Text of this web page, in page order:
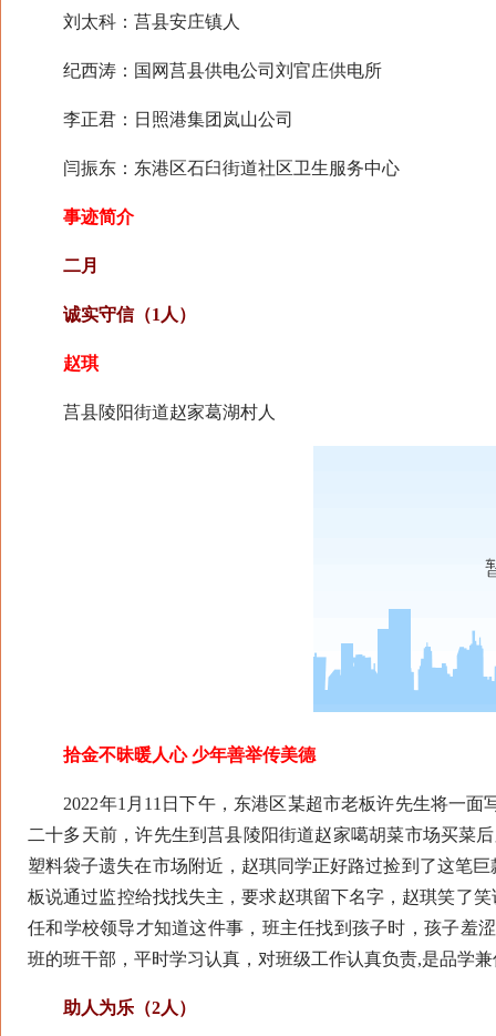
刘太科：莒县安庄镇人
纪西涛：国网莒县供电公司刘官庄供电所
李正君：日照港集团岚山公司
闫振东：东港区石臼街道社区卫生服务中心
事迹简介
二月
诚实守信（1人）
赵琪
莒县陵阳街道赵家葛湖村人
拾金不昧暖人心 少年善举传美德
2022年1月11日下午，东港区某超市老板许先生将一面
二十多天前，许先生到莒县陵阳街道赵家噶胡菜市场买菜
塑料袋子遗失在市场附近，赵琪同学正好路过捡到了这笔
板说通过监控给找找失主，要求赵琪留下名字，赵琪笑了
任和学校领导才知道这件事，班主任找到孩子时，孩子羞
班的班干部，平时学习认真，对班级工作认真负责,是品学
助人为乐（2人）